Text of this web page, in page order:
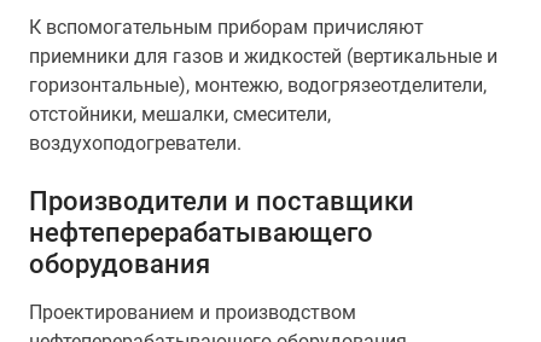
К вспомогательным приборам причисляют
приемники для газов и жидкостей (вертикальные и
горизонтальные), монтежю, водогрязеотделители,
отстойники, мешалки, смесители,
воздухоподогреватели.
Производители и поставщики
нефтеперерабатывающего
оборудования
Проектированием и производством